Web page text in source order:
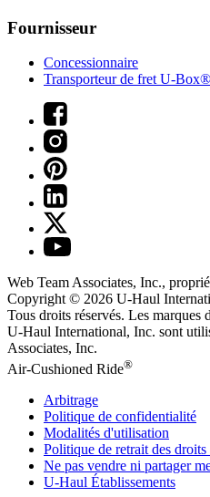
Fournisseur
Concessionnaire
Transporteur de fret U-Box®
Web Team Associates, Inc.,
Copyright © 2026 U-Haul
Tous droits réservés. Les marques
U-Haul International, Inc. sont
Associates, Inc.
Air-Cushioned Ride®
Arbitrage
Politique de confidentialité
Modalités d'utilisation
Politique de retrait des droits
Ne pas vendre ni partager
U-Haul Établissements